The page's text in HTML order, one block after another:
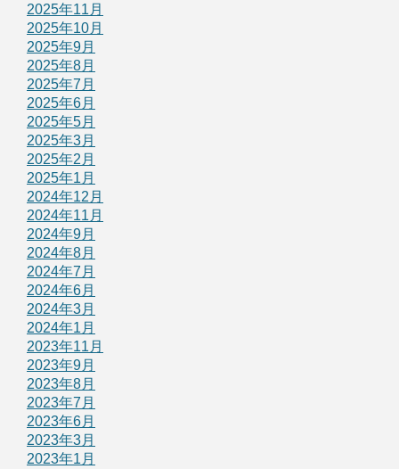
2025年11月
2025年10月
2025年9月
2025年8月
2025年7月
2025年6月
2025年5月
2025年3月
2025年2月
2025年1月
2024年12月
2024年11月
2024年9月
2024年8月
2024年7月
2024年6月
2024年3月
2024年1月
2023年11月
2023年9月
2023年8月
2023年7月
2023年6月
2023年3月
2023年1月